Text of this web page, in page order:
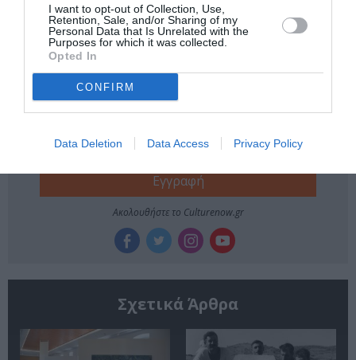
I want to opt-out of Collection, Use,
Retention, Sale, and/or Sharing of my
Personal Data that Is Unrelated with the
Purposes for which it was collected.
Opted In
CONFIRM
Data Deletion Data Access Privacy Policy
ΦΟΥΓΑΡΟ
Newsletter
Κάθε βδομάδα στο e-mail σας τα τελευταία νέα για
Ακολουθήστε το Culturenow.gr
Σχετικά Άρθρα